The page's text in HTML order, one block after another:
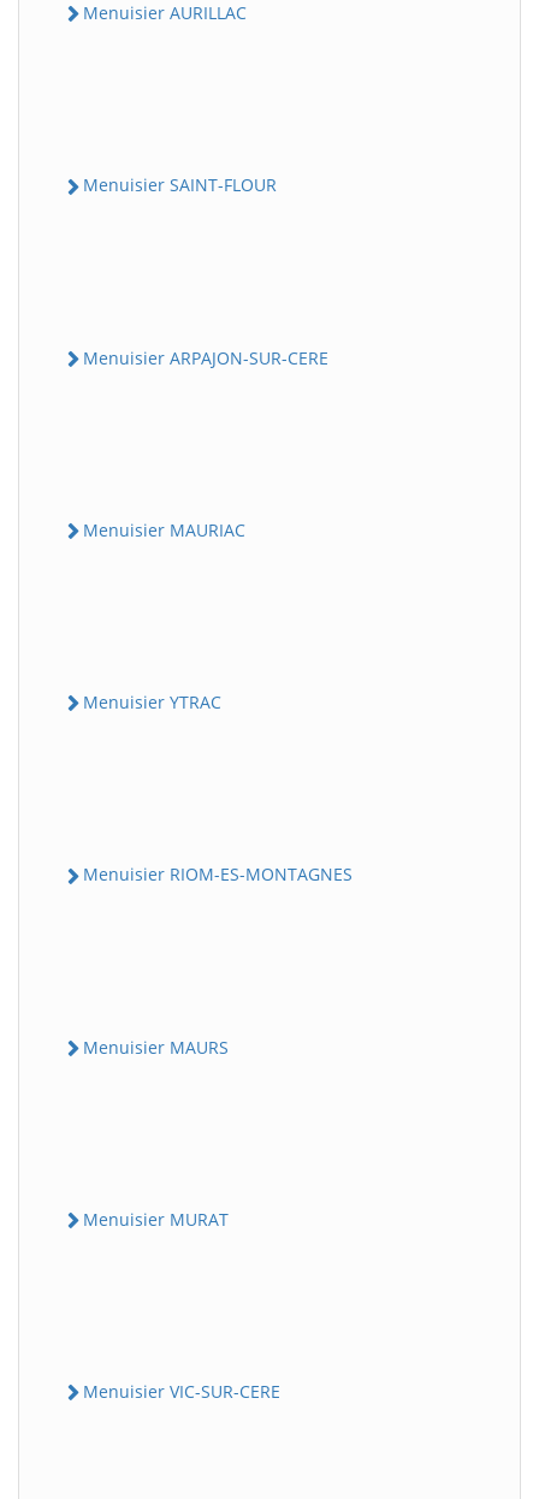
Menuisier AURILLAC
Menuisier SAINT-FLOUR
Menuisier ARPAJON-SUR-CERE
Menuisier MAURIAC
Menuisier YTRAC
Menuisier RIOM-ES-MONTAGNES
Menuisier MAURS
Menuisier MURAT
Menuisier VIC-SUR-CERE